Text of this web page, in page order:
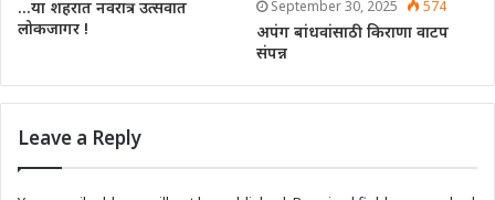
…या शहरात नवरात्र उत्सवात
लोकजागर !
September 30, 2025 574
अपंग बांधवांसाठी किराणा वाटप
संपन्न
Leave a Reply